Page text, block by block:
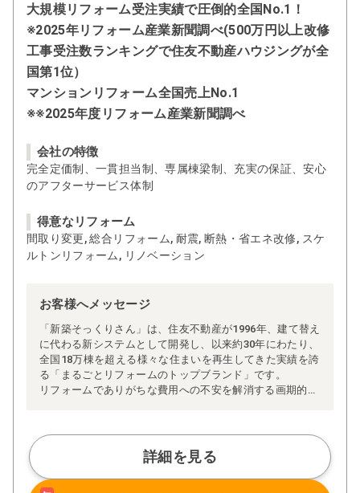
大規模リフォーム受注実績で圧倒的全国No.1！
※2025年リフォーム産業新聞調べ(500万円以上改修
工事受注数ランキングで住友不動産ハウジングが全
国第1位）
マンションリフォーム全国売上No.1
※※2025年度リフォーム産業新聞調べ
会社の特徴
完全定価制、一貫担当制、専属棟梁制、充実の保証、安心
のアフターサービス体制
得意なリフォーム
間取り変更, 総合リフォーム, 耐震, 断熱・省エネ改修, スケ
ルトンリフォーム, リノベーション
お客様へメッセージ
「新築そっくりさん」は、住友不動産が1996年、建て替え
に代わる新システムとして開発し、以来約30年にわたり、
全国18万棟を超える様々な住まいを再生してきた実績を誇
る「まるごとリフォームのトップブランド」です。
リフォームでありがちな費用への不安を解消する画期的な
ム」、経験豊かなセールスエンジニアによる「一貫担当
制」などが高い信頼を得ています。
また、大規模リフォームに習熟した施工管理者が現場を統
括する「専属棟梁制」、豊富な実績に裏付けられた充実の
詳細を見る